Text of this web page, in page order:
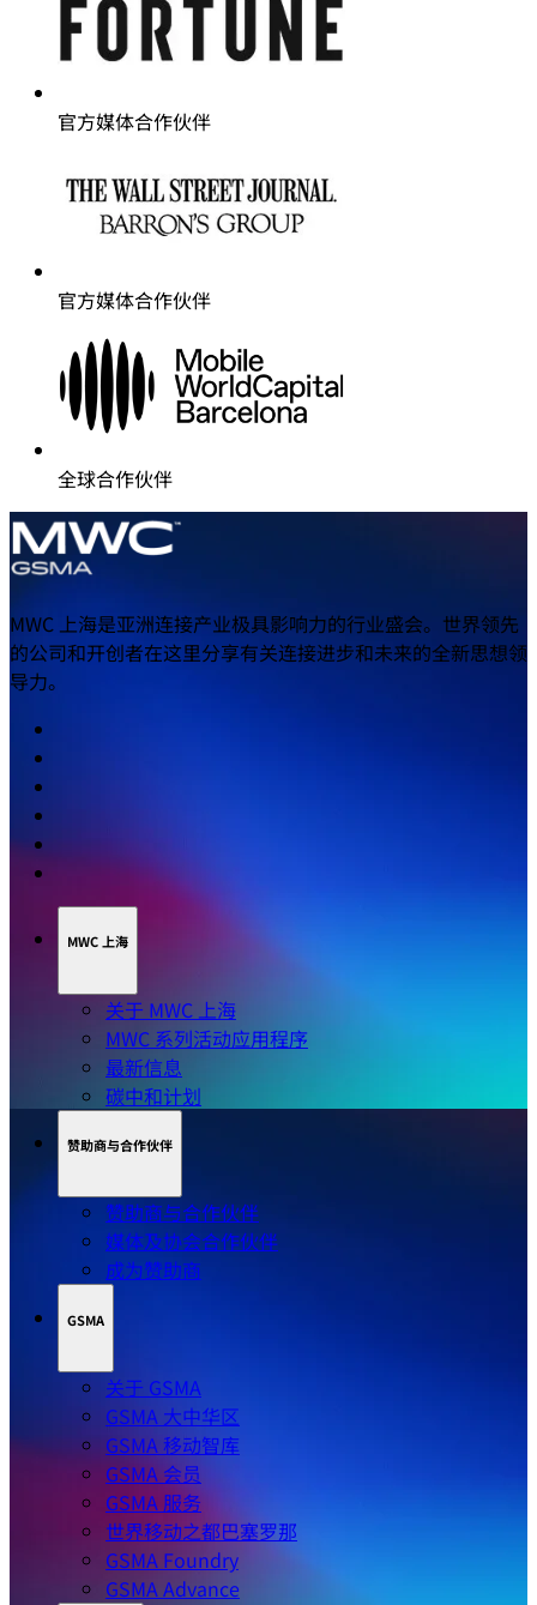
官方媒体合作伙伴
官方媒体合作伙伴
全球合作伙伴
MWC 上海是亚洲连接产业极具影响力的行业盛会。世界领先
的公司和开创者在这里分享有关连接进步和未来的全新思想领
导力。
MWC 上海
关于 MWC 上海
MWC 系列活动应用程序
最新信息
碳中和计划
赞助商与合作伙伴
赞助商与合作伙伴
媒体及协会合作伙伴
成为赞助商
GSMA
关于 GSMA
GSMA 大中华区
GSMA 移动智库
GSMA 会员
GSMA 服务
世界移动之都巴塞罗那
GSMA Foundry
GSMA Advance